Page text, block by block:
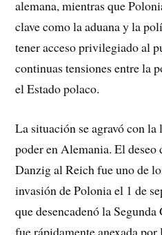
alemana, mientras que
clave como la aduana y la
tener acceso privilegiado al
continuas tensiones entre la
el Estado polaco.
La situación se agravó con la
poder en Alemania. El
Danzig al Reich fue uno de
invasión de Polonia el 1 de
que desencadenó la
fue rápidamente anexada